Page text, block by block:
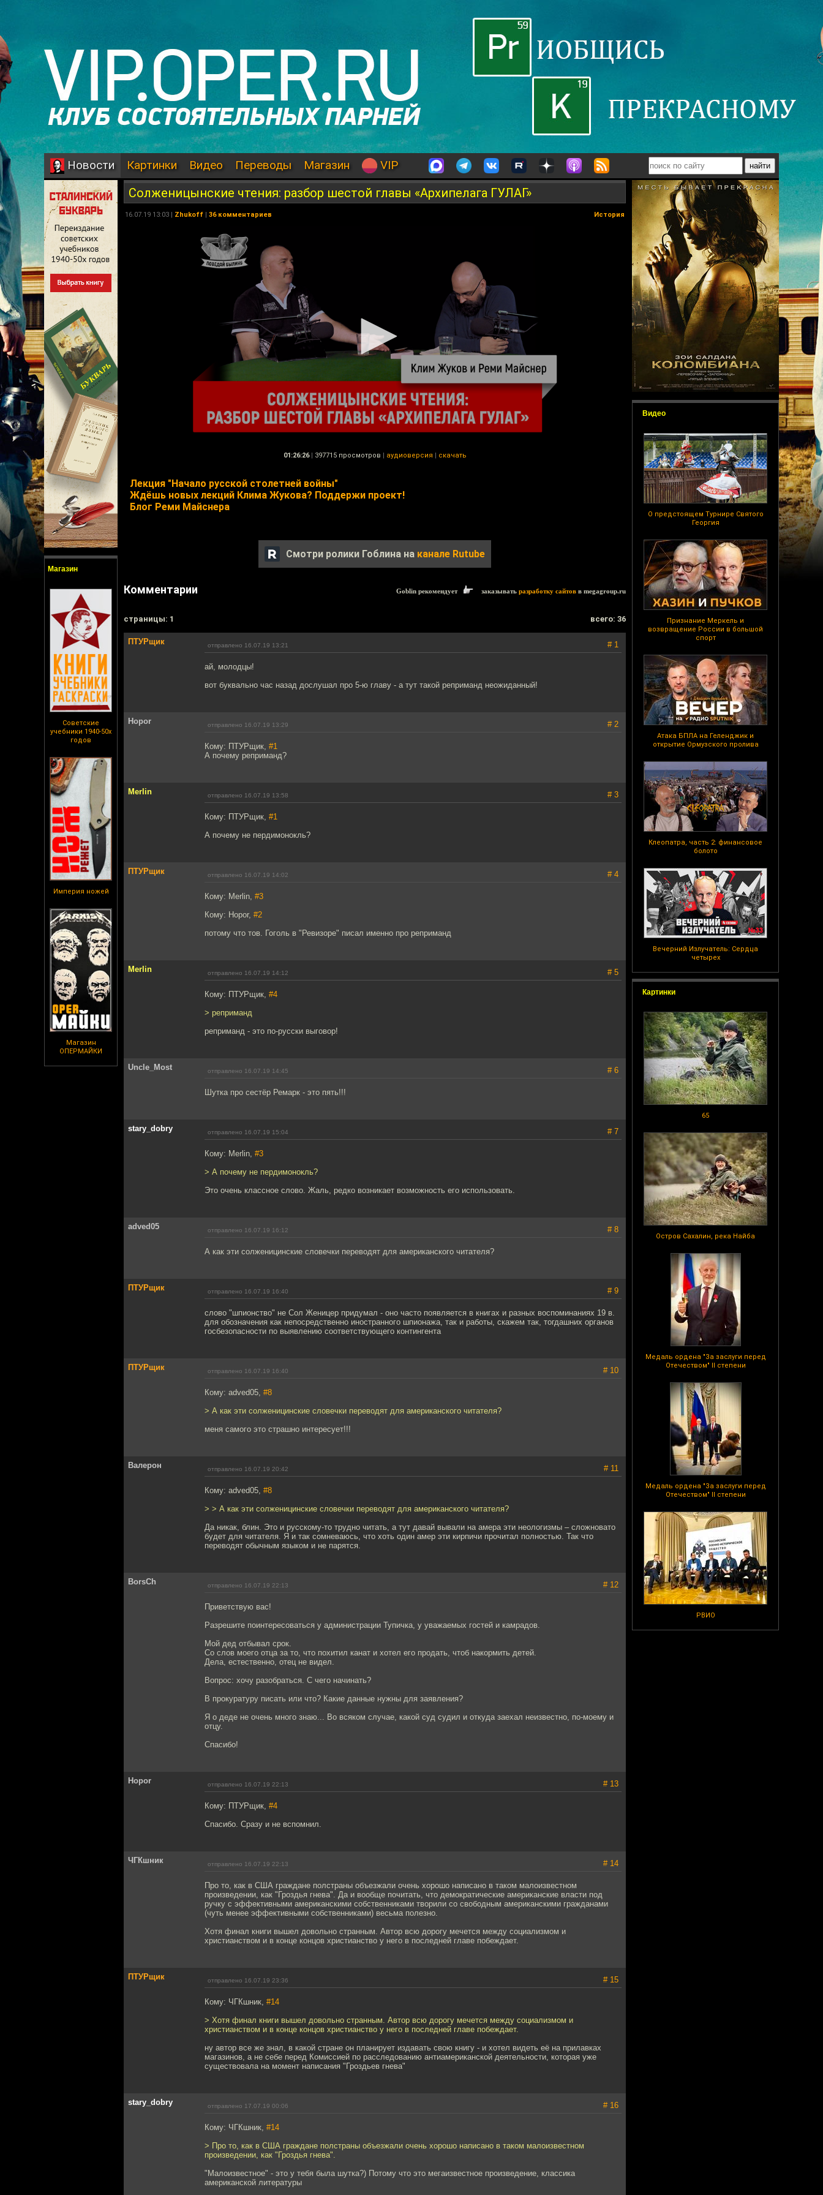
Новости Картинки Видео Переводы Магазин VIP
Магазин
Советские
учебники 1940-50х
годов
Империя ножей
Магазин
ОПЕРМАЙКИ
Видео
О предстоящем Турнире Святого
Георгия
Признание Меркель и
возвращение России в большой
спорт
Атака БПЛА на Геленджик и
открытие Ормузского пролива
Клеопатра, часть 2: финансовое
болото
Вечерний Излучатель: Сердца
четырех
Картинки
65
Остров Сахалин, река Найба
Медаль ордена "За заслуги перед
Отечеством" II степени
Медаль ордена "За заслуги перед
Отечеством" II степени
РВИО
Солженицынские чтения: разбор шестой главы «Архипелага ГУЛАГ»
16.07.19 13:03 | Zhukoff | 36 комментариев История
01:26:26 | 397715 просмотров | аудиоверсия | скачать
Лекция "Начало русской столетней войны"
Ждёшь новых лекций Клима Жукова? Поддержи проект!
Блог Реми Майснера
Смотри ролики Гоблина на канале Rutube
Комментарии Goblin рекомендует заказывать разработку сайтов в megagroup.ru
cтраницы: 1 всего: 36
ПТУРщик отправлено 16.07.19 13:21 # 1
ай, молодцы!
вот буквально час назад дослушал про 5-ю главу - а тут такой реприманд неожиданный!
Hopor отправлено 16.07.19 13:29 # 2
Кому: ПТУРщик, #1
А почему реприманд?
Merlin отправлено 16.07.19 13:58 # 3
Кому: ПТУРщик, #1
А почему не пердимонокль?
ПТУРщик отправлено 16.07.19 14:02 # 4
Кому: Merlin, #3
Кому: Hopor, #2
потому что тов. Гоголь в "Ревизоре" писал именно про реприманд
Merlin отправлено 16.07.19 14:12 # 5
Кому: ПТУРщик, #4
> реприманд
реприманд - это по-русски выговор!
Uncle_Most отправлено 16.07.19 14:45 # 6
Шутка про сестёр Ремарк - это пять!!!
stary_dobry отправлено 16.07.19 15:04 # 7
Кому: Merlin, #3
> А почему не пердимонокль?
Это очень классное слово. Жаль, редко возникает возможность его использовать.
adved05 отправлено 16.07.19 16:12 # 8
А как эти солженицинские словечки переводят для американского читателя?
ПТУРщик отправлено 16.07.19 16:40 # 9
слово "шпионство" не Сол Женицер придумал - оно часто появляется в книгах и разных воспоминаниях 19 в.
для обозначения как непосредственно иностранного шпионажа, так и работы, скажем так, тогдашних органов
госбезопасности по выявлению соответствующего контингента
ПТУРщик отправлено 16.07.19 16:40 # 10
Кому: adved05, #8
> А как эти солженицинские словечки переводят для американского читателя?
меня самого это страшно интересует!!!
Валерон отправлено 16.07.19 20:42 # 11
Кому: adved05, #8
> > А как эти солженицинские словечки переводят для американского читателя?
Да никак, блин. Это и русскому-то трудно читать, а тут давай вывали на амера эти неологизмы – сложновато
будет для читателя. Я и так сомневаюсь, что хоть один амер эти кирпичи прочитал полностью. Так что
переводят обычным языком и не парятся.
BorsCh отправлено 16.07.19 22:13 # 12
Приветствую вас!
Разрешите поинтересоваться у администрации Тупичка, у уважаемых гостей и камрадов.
Мой дед отбывал срок.
Со слов моего отца за то, что похитил канат и хотел его продать, чтоб накормить детей.
Дела, естественно, отец не видел.
Вопрос: хочу разобраться. С чего начинать?
В прокуратуру писать или что? Какие данные нужны для заявления?
Я о деде не очень много знаю... Во всяком случае, какой суд судил и откуда заехал неизвестно, по-моему и
отцу.
Спасибо!
Hopor отправлено 16.07.19 22:13 # 13
Кому: ПТУРщик, #4
Спасибо. Сразу и не вспомнил.
ЧГКшник отправлено 16.07.19 22:13 # 14
Про то, как в США граждане полстраны объезжали очень хорошо написано в таком малоизвестном
произведении, как "Гроздья гнева". Да и вообще почитать, что демократические американские власти под
ручку с эффективными американскими собственниками творили со свободным американскими гражданами
(чуть менее эффективными собственниками) весьма полезно.
Хотя финал книги вышел довольно странным. Автор всю дорогу мечется между социализмом и
христианством и в конце концов христианство у него в последней главе побеждает.
ПТУРщик отправлено 16.07.19 23:36 # 15
Кому: ЧГКшник, #14
> Хотя финал книги вышел довольно странным. Автор всю дорогу мечется между социализмом и
христианством и в конце концов христианство у него в последней главе побеждает.
ну автор все же знал, в какой стране он планирует издавать свою книгу - и хотел видеть её на прилавках
магазинов, а не себе перед Комиссией по расследованию антиамериканской деятельности, которая уже
существовала на момент написания "Гроздьев гнева"
stary_dobry отправлено 17.07.19 00:06 # 16
Кому: ЧГКшник, #14
> Про то, как в США граждане полстраны объезжали очень хорошо написано в таком малоизвестном
произведении, как "Гроздья гнева".
"Малоизвестное" - это у тебя была шутка?) Потому что это мегаизвестное произведение, классика
американской литературы